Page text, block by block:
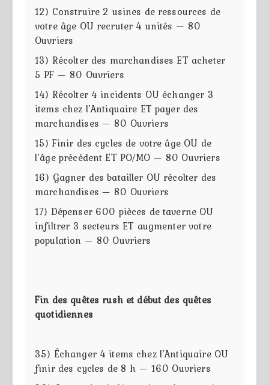
12) Construire 2 usines de ressources de
votre âge OU recruter 4 unités — 80
Ouvriers
13) Récolter des marchandises ET acheter
5 PF — 80 Ouvriers
14) Récolter 4 incidents OU échanger 3
items chez l’Antiquaire ET payer des
marchandises — 80 Ouvriers
15) Finir des cycles de votre âge OU de
l’âge précédent ET PO/MO — 80 Ouvriers
16) Gagner des batailler OU récolter des
marchandises — 80 Ouvriers
17) Dépenser 600 pièces de taverne OU
infiltrer 3 secteurs ET augmenter votre
population — 80 Ouvriers
Fin des quêtes rush et début des quêtes
quotidiennes
35) Échanger 4 items chez l’Antiquaire OU
finir des cycles de 8 h — 160 Ouvriers